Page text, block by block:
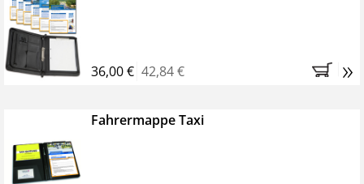
36,00 € 42,84 € »
Fahrermappe Taxi